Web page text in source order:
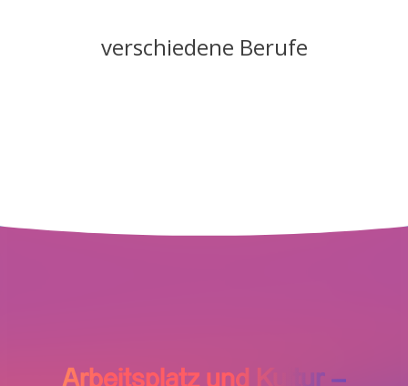
verschiedene Berufe
Arbeitsplatz und Kultur –